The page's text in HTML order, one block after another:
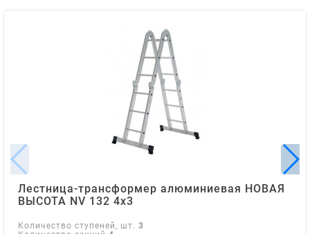
Лестница-трансформер алюминиевая НОВАЯ
ВЫСОТА NV 132 4х3
Количество ступеней, шт. 3